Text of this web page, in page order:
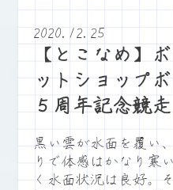
2020.12.25
【とこなめ】
ットショップ
５周年記念競
黒い雲が水面を覆い
りで体感はかなり寒
く水面状況は良好。